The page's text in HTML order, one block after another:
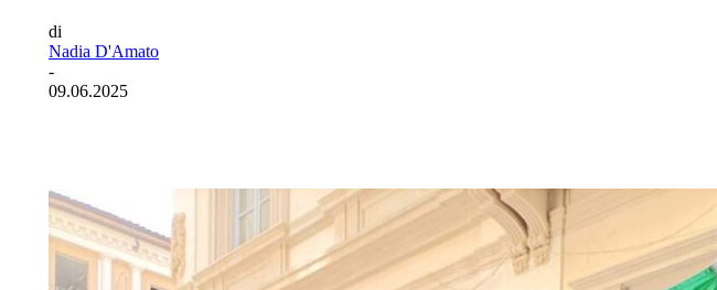
di
Nadia D'Amato
-
09.06.2025